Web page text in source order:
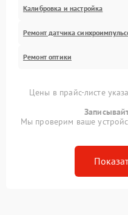
Калибровка и настройка
Ремонт датчика
Ремонт оптики
Цены в прайс-листе
Мы проверим ваше